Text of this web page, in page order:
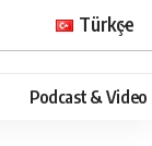
Türkçe
Podcast & Video